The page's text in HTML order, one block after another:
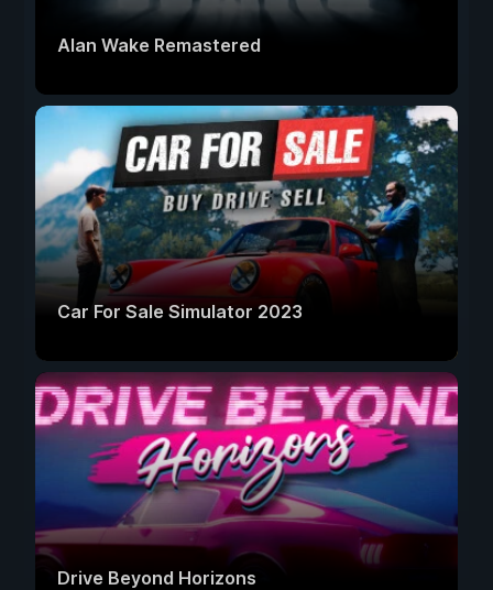
Alan Wake Remastered
Car For Sale Simulator 2023
Drive Beyond Horizons